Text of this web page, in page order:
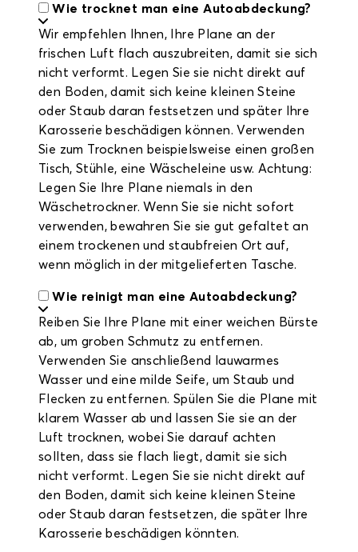
Wie trocknet man eine Autoabdeckung?
Wir empfehlen Ihnen, Ihre Plane an der
frischen Luft flach auszubreiten, damit sie sich
nicht verformt. Legen Sie sie nicht direkt auf
den Boden, damit sich keine kleinen Steine
oder Staub daran festsetzen und später Ihre
Karosserie beschädigen können. Verwenden
Sie zum Trocknen beispielsweise einen großen
Tisch, Stühle, eine Wäscheleine usw. Achtung:
Legen Sie Ihre Plane niemals in den
Wäschetrockner. Wenn Sie sie nicht sofort
verwenden, bewahren Sie sie gut gefaltet an
einem trockenen und staubfreien Ort auf,
wenn möglich in der mitgelieferten Tasche.
Wie reinigt man eine Autoabdeckung?
Reiben Sie Ihre Plane mit einer weichen Bürste
ab, um groben Schmutz zu entfernen.
Verwenden Sie anschließend lauwarmes
Wasser und eine milde Seife, um Staub und
Flecken zu entfernen. Spülen Sie die Plane mit
klarem Wasser ab und lassen Sie sie an der
Luft trocknen, wobei Sie darauf achten
sollten, dass sie flach liegt, damit sie sich
nicht verformt. Legen Sie sie nicht direkt auf
den Boden, damit sich keine kleinen Steine
oder Staub daran festsetzen, die später Ihre
Karosserie beschädigen könnten.